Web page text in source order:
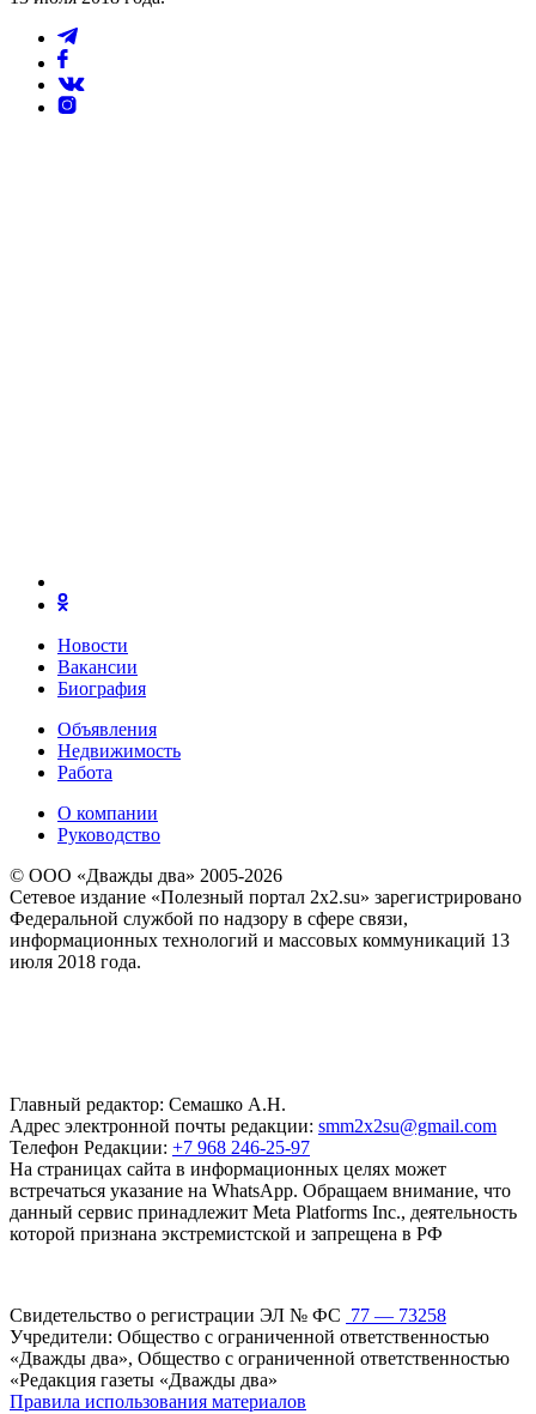
Новости
Вакансии
Биография
Объявления
Недвижимость
Работа
О компании
Руководство
© ООО «Дважды два» 2005-2026
Сетевое издание «Полезный портал 2x2.su» зарегистрировано
Федеральной службой по надзору в сфере связи,
информационных технологий и массовых коммуникаций 13
июля 2018 года.
Главный редактор: Семашко А.Н.
Адрес электронной почты редакции: smm2x2su@gmail.com
Телефон Редакции: +7 968 246-25-97
На страницах сайта в информационных целях может
встречаться указание на WhatsApp. Обращаем внимание, что
данный сервис принадлежит Meta Platforms Inc., деятельность
которой признана экстремистской и запрещена в РФ
Свидетельство о регистрации ЭЛ № ФС 77 — 73258
Учредители: Общество с ограниченной ответственностью
«Дважды два», Общество с ограниченной ответственностью
«Редакция газеты «Дважды два»
Правила использования материалов